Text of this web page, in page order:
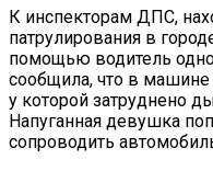
К инспекторам ДПС,
патрулирования в
помощью водитель
сообщила, что в машине
у которой затруднено
Напуганная девушка
сопроводить